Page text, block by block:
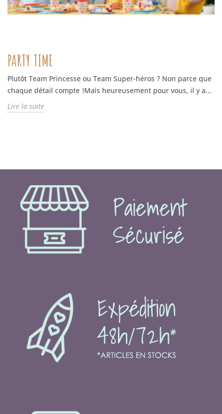
PARTY TIME
Plutôt Team Princesse ou Team Super-héros ? Non parce que
chaque détail compte !Mais heureusement pour vous, il y a...
Lire la suite